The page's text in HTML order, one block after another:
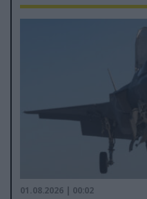
01.08.2026 | 00:02